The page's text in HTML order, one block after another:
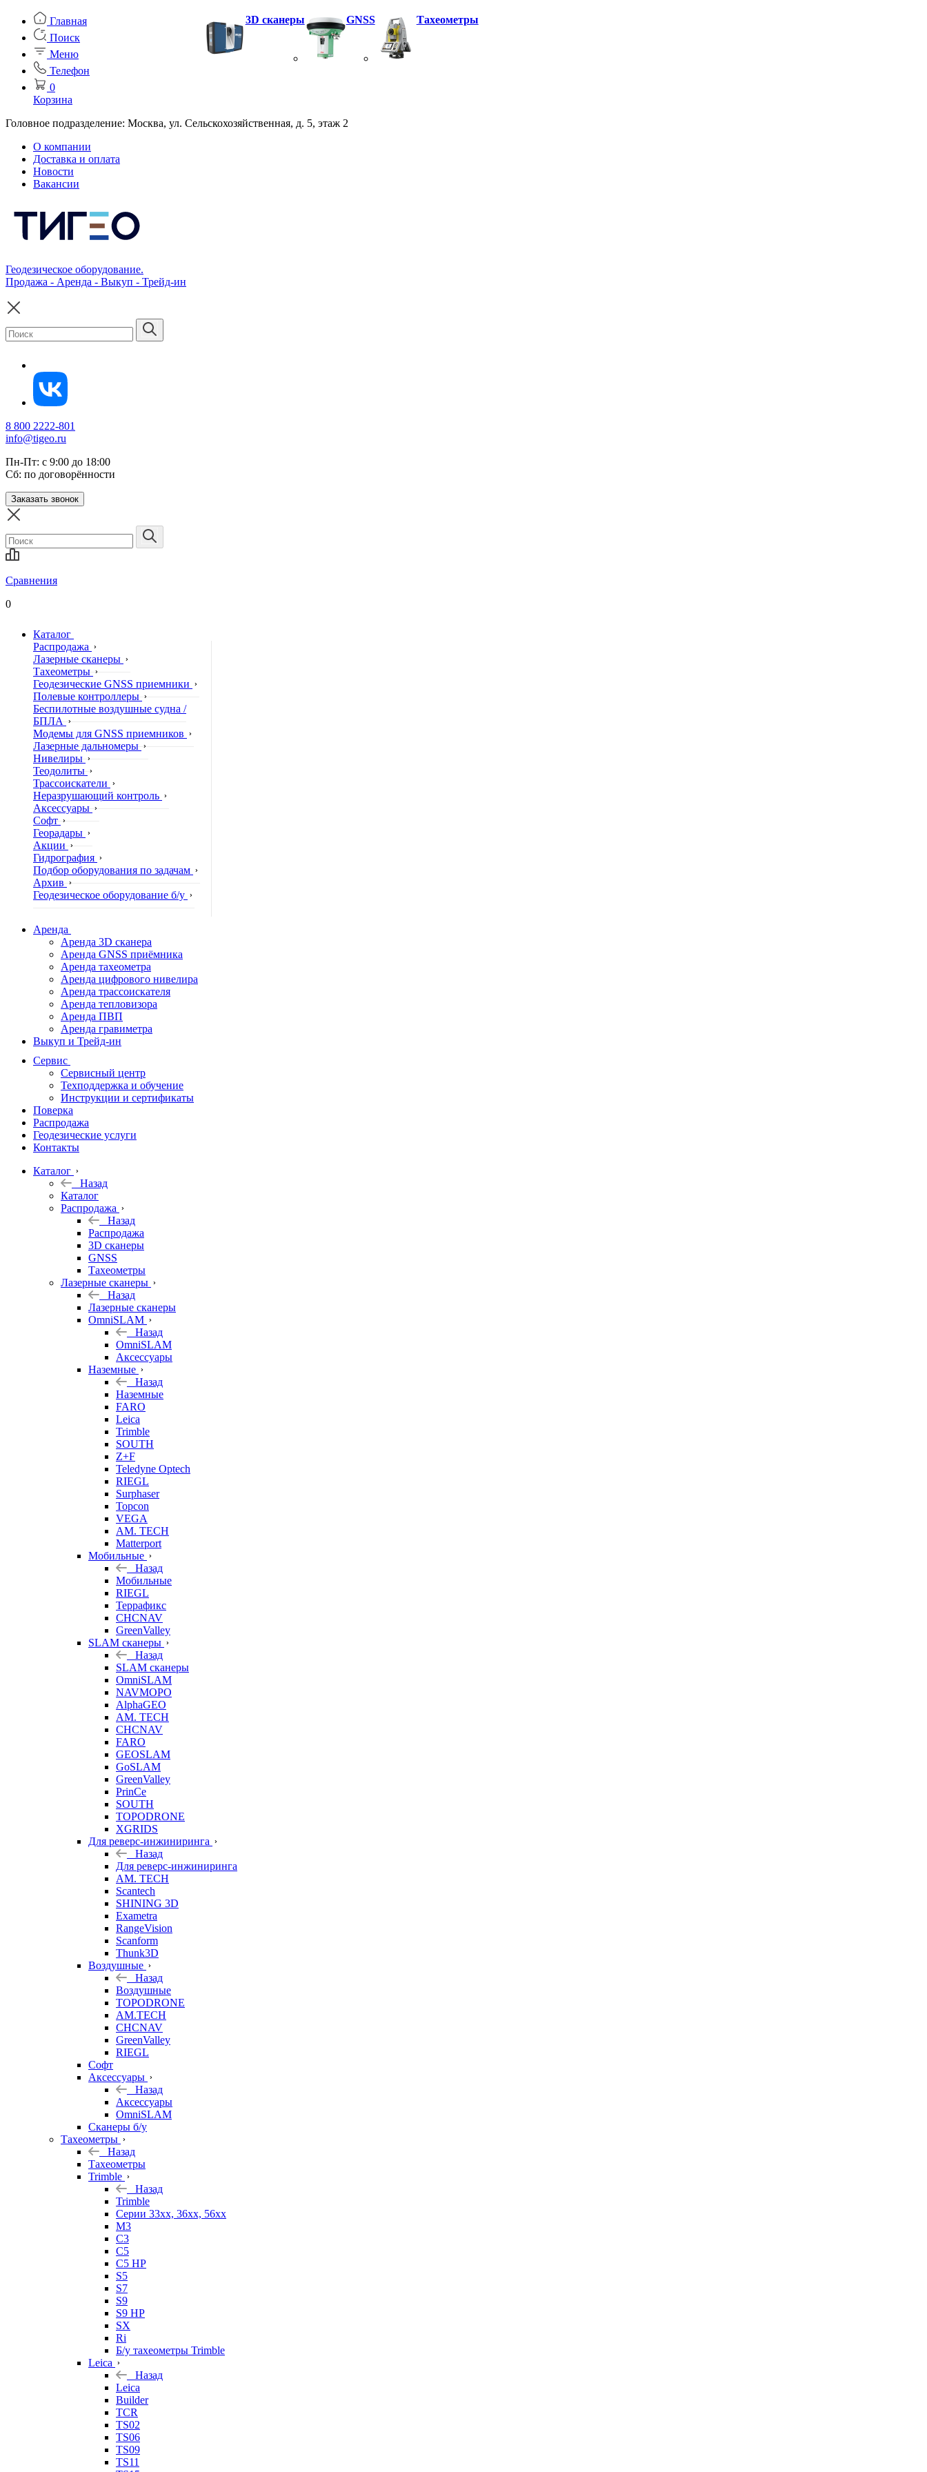
Главная
Поиск
Меню
Телефон
0
Корзина
Головное подразделение: Москва, ул. Сельскохозяйственная, д. 5, этаж 2
О компании
Доставка и оплата
Новости
Вакансии
Геодезическое оборудование.
Продажа - Аренда - Выкуп - Трейд-ин
8 800 2222-801
info@tigeo.ru
Пн-Пт: с 9:00 до 18:00
Сб: по договорённости
Заказать звонок
Сравнения
0
Каталог
Распродажа
Лазерные сканеры
Тахеометры
Геодезические GNSS приемники
Полевые контроллеры
Беспилотные воздушные судна /
БПЛА
Модемы для GNSS приемников
Лазерные дальномеры
Нивелиры
Теодолиты
Трассоискатели
Неразрушающий контроль
Аксессуары
Софт
Георадары
Акции
Гидрография
Подбор оборудования по задачам
Архив
Геодезическое оборудование б/у
3D сканеры GNSS Тахеометры
Аренда
Аренда 3D сканера
Аренда GNSS приёмника
Аренда тахеометра
Аренда цифрового нивелира
Аренда трассоискателя
Аренда тепловизора
Аренда ПВП
Аренда гравиметра
Выкуп и Трейд-ин
Сервис
Сервисный центр
Техподдержка и обучение
Инструкции и сертификаты
Поверка
Распродажа
Геодезические услуги
Контакты
Каталог
Назад
Каталог
Распродажа
Назад
Распродажа
3D сканеры
GNSS
Тахеометры
Лазерные сканеры
Назад
Лазерные сканеры
OmniSLAM
Назад
OmniSLAM
Аксессуары
Наземные
Назад
Наземные
FARO
Leica
Trimble
SOUTH
Z+F
Teledyne Optech
RIEGL
Surphaser
Topcon
VEGA
AM. TECH
Matterport
Мобильные
Назад
Мобильные
RIEGL
Террафикс
CHCNAV
GreenValley
SLAM сканеры
Назад
SLAM сканеры
OmniSLAM
NAVMOPO
AlphaGEO
AM. TECH
CHCNAV
FARO
GEOSLAM
GoSLAM
GreenValley
PrinCe
SOUTH
TOPODRONE
XGRIDS
Для реверс-инжиниринга
Назад
Для реверс-инжиниринга
AM. TECH
Scantech
SHINING 3D
Exametra
RangeVision
Scanform
Thunk3D
Воздушные
Назад
Воздушные
TOPODRONE
AM.TECH
CHCNAV
GreenValley
RIEGL
Софт
Аксессуары
Назад
Аксессуары
OmniSLAM
Сканеры б/у
Тахеометры
Назад
Тахеометры
Trimble
Назад
Trimble
Серии 33xx, 36xx, 56xx
M3
C3
C5
C5 HP
S5
S7
S9
S9 HP
SX
Ri
Б/у тахеометры Trimble
Leica
Назад
Leica
Builder
TCR
TS02
TS06
TS09
TS11